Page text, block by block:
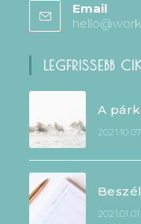
Email
LEGFRISSEBB
A
2021.10.07.
2021.01.01.